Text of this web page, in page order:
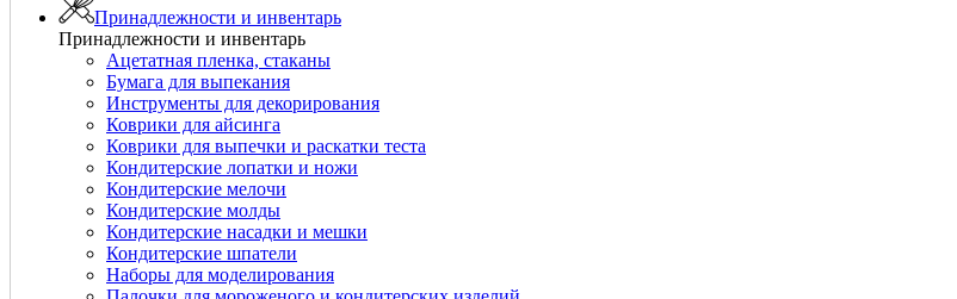
Принадлежности и инвентарь
Принадлежности и инвентарь
Ацетатная пленка, стаканы
Бумага для выпекания
Инструменты для декорирования
Коврики для айсинга
Коврики для выпечки и раскатки теста
Кондитерские лопатки и ножи
Кондитерские мелочи
Кондитерские молды
Кондитерские насадки и мешки
Кондитерские шпатели
Наборы для моделирования